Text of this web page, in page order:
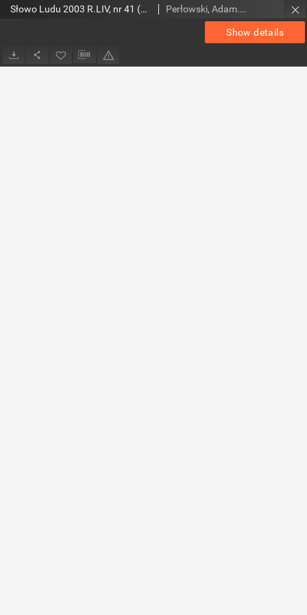
Show details
Słowo Ludu 2003 R.LIV, nr 41 (Ostrowiec, Starachowice, Skarżysko, Końskie) Perłowski, Adam. Red.